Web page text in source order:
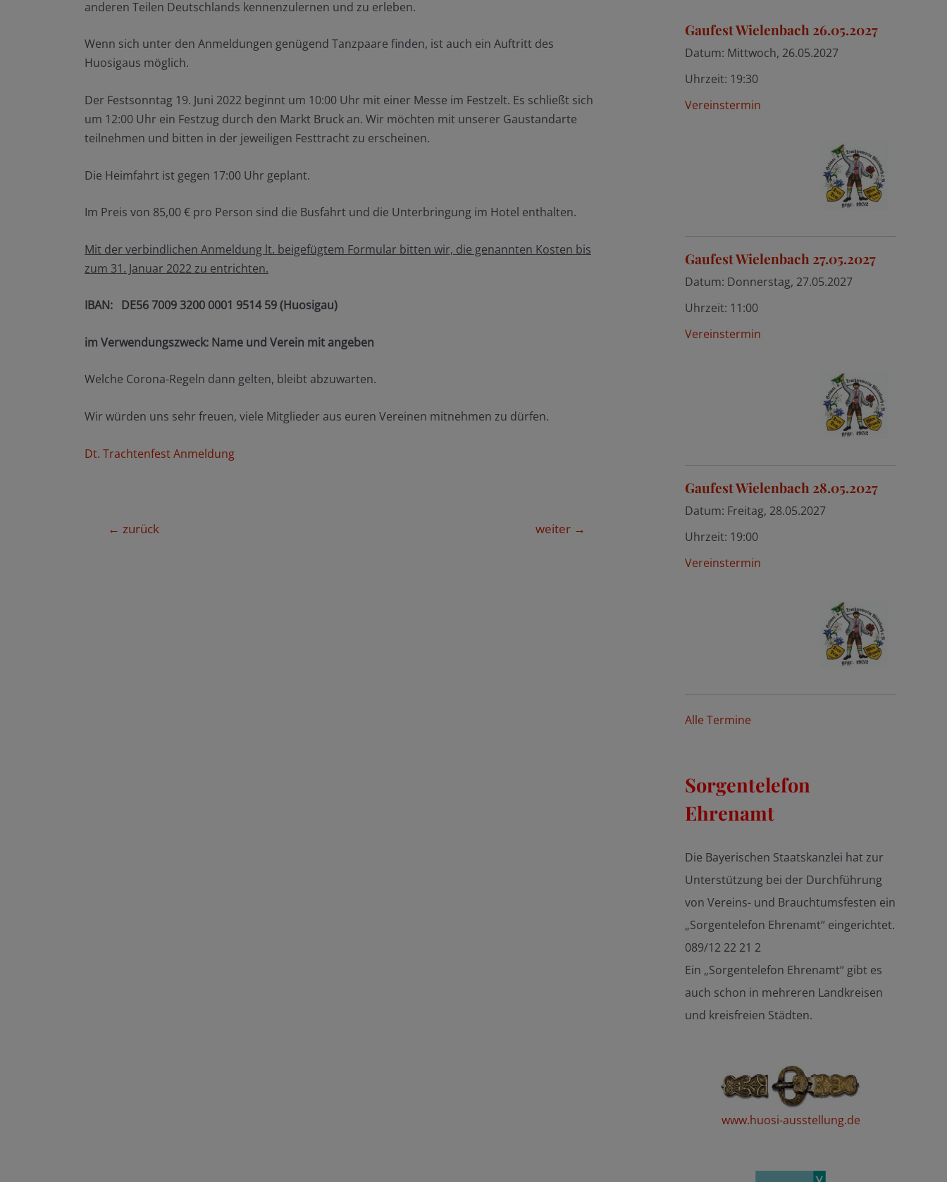
anderen Teilen Deutschlands kennenzulernen und zu erleben.
Wenn sich unter den Anmeldungen genügend Tanzpaare finden, ist auch ein Auftritt des
Huosigaus möglich.
Der Festsonntag 19. Juni 2022 beginnt um 10:00 Uhr mit einer Messe im Festzelt. Es schließt sich
um 12:00 Uhr ein Festzug durch den Markt Bruck an. Wir möchten mit unserer Gaustandarte
teilnehmen und bitten in der jeweiligen Festtracht zu erscheinen.
Die Heimfahrt ist gegen 17:00 Uhr geplant.
Im Preis von 85,00 € pro Person sind die Busfahrt und die Unterbringung im Hotel enthalten.
Mit der verbindlichen Anmeldung lt. beigefügtem Formular bitten wir, die genannten Kosten bis
zum 31. Januar 2022 zu entrichten.
IBAN: DE56 7009 3200 0001 9514 59 (Huosigau)
im Verwendungszweck: Name und Verein mit angeben
Welche Corona-Regeln dann gelten, bleibt abzuwarten.
Wir würden uns sehr freuen, viele Mitglieder aus euren Vereinen mitnehmen zu dürfen.
Dt. Trachtenfest Anmeldung
Beitragsnavigation
← zurück weiter →
Gaufest Wielenbach 26.05.2027
Datum: Mittwoch, 26.05.2027
Uhrzeit: 19:30
Vereinstermin
Gaufest Wielenbach 27.05.2027
Datum: Donnerstag, 27.05.2027
Uhrzeit: 11:00
Vereinstermin
Gaufest Wielenbach 28.05.2027
Datum: Freitag, 28.05.2027
Uhrzeit: 19:00
Vereinstermin
Alle Termine
Sorgentelefon
Ehrenamt
Die Bayerischen Staatskanzlei hat zur
Unterstützung bei der Durchführung
von Vereins- und Brauchtumsfesten ein
„Sorgentelefon Ehrenamt“ eingerichtet.
089/12 22 21 2
Ein „Sorgentelefon Ehrenamt“ gibt es
auch schon in mehreren Landkreisen
und kreisfreien Städten.
www.huosi-ausstellung.de